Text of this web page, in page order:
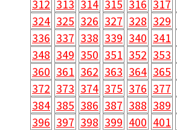
312 313 314 315 316 317
324 325 326 327 328 329
336 337 338 339 340 341
348 349 350 351 352 353
360 361 362 363 364 365
372 373 374 375 376 377
384 385 386 387 388 389
396 397 398 399 400 401